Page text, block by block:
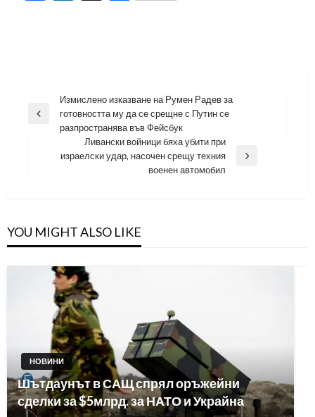
Навигация
Previous
Измислено изказване на Румен Радев за
готовността му да се срещне с Путин се
разпространява във Фейсбук
Ливански войници бяха убити при
израелски удар, насочен срещу техния
военен автомобил
YOU MIGHT ALSO LIKE
НОВИНИ
Шътдаунът в САЩ спрял оръжейни
сделки за $5млрд. за НАТО и Украйна